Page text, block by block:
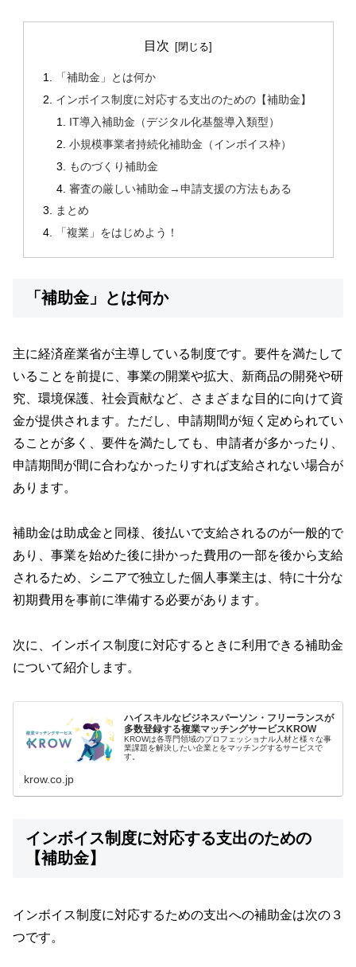
目次
「補助金」とは何か
インボイス制度に対応する支出のための【補助金】
IT導入補助金（デジタル化基盤導入類型）
小規模事業者持続化補助金（インボイス枠）
ものづくり補助金
審査の厳しい補助金→申請支援の方法もある
まとめ
「複業」をはじめよう！
「補助金」とは何か
主に経済産業省が主導している制度です。要件を満たして
いることを前提に、事業の開業や拡大、新商品の開発や研
究、環境保護、社会貢献など、さまざまな目的に向けて資
金が提供されます。ただし、申請期間が短く定められてい
ることが多く、要件を満たしても、申請者が多かったり、
申請期間が間に合わなかったりすれば支給されない場合が
あります。
補助金は助成金と同様、後払いで支給されるのが一般的で
あり、事業を始めた後に掛かった費用の一部を後から支給
されるため、シニアで独立した個人事業主は、特に十分な
初期費用を事前に準備する必要があります。
次に、インボイス制度に対応するときに利用できる補助金
について紹介します。
ハイスキルなビジネスパーソン・フリーランスが
多数登録する複業マッチングサービスKROW
KROWは各専門領域のプロフェッショナル人材と様々な事
業課題を解決したい企業とをマッチングするサービスで
す。
krow.co.jp
インボイス制度に対応する支出のための
【補助金】
インボイス制度に対応するための支出への補助金は次の３
つです。